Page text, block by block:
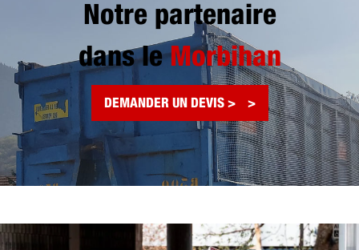
Notre partenaire
dans leMorbihan
DEMANDER UN DEVIS >